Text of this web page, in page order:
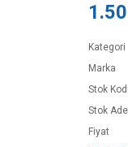
Kategori
Marka
Stok
Stok
Fiyat